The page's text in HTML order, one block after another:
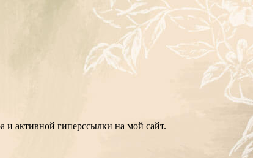
и активной гиперссылки на мой сайт.